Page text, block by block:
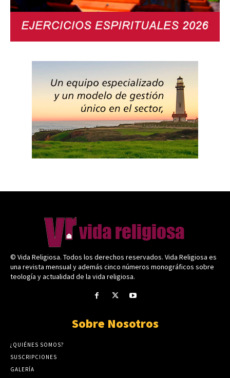
© Vida Religiosa. Todos los derechos reservados. Vida Religiosa es
una revista mensual y además cinco números monográficos sobre
teología y actualidad de la vida religiosa.
Sobre Nosotros
¿QUIÉNES SOMOS?
SUSCRIPCIONES
GALERÍA